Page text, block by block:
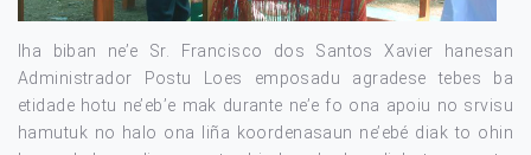
Iha biban ne’e Sr. Francisco dos Santos Xavier hanesan
Administrador Postu Loes emposadu agradese tebes ba
etidade hotu ne’eb’e mak durante ne’e fo ona apoiu no srvisu
hamutuk no halo ona liña koordenasaun ne’ebé diak to ohin